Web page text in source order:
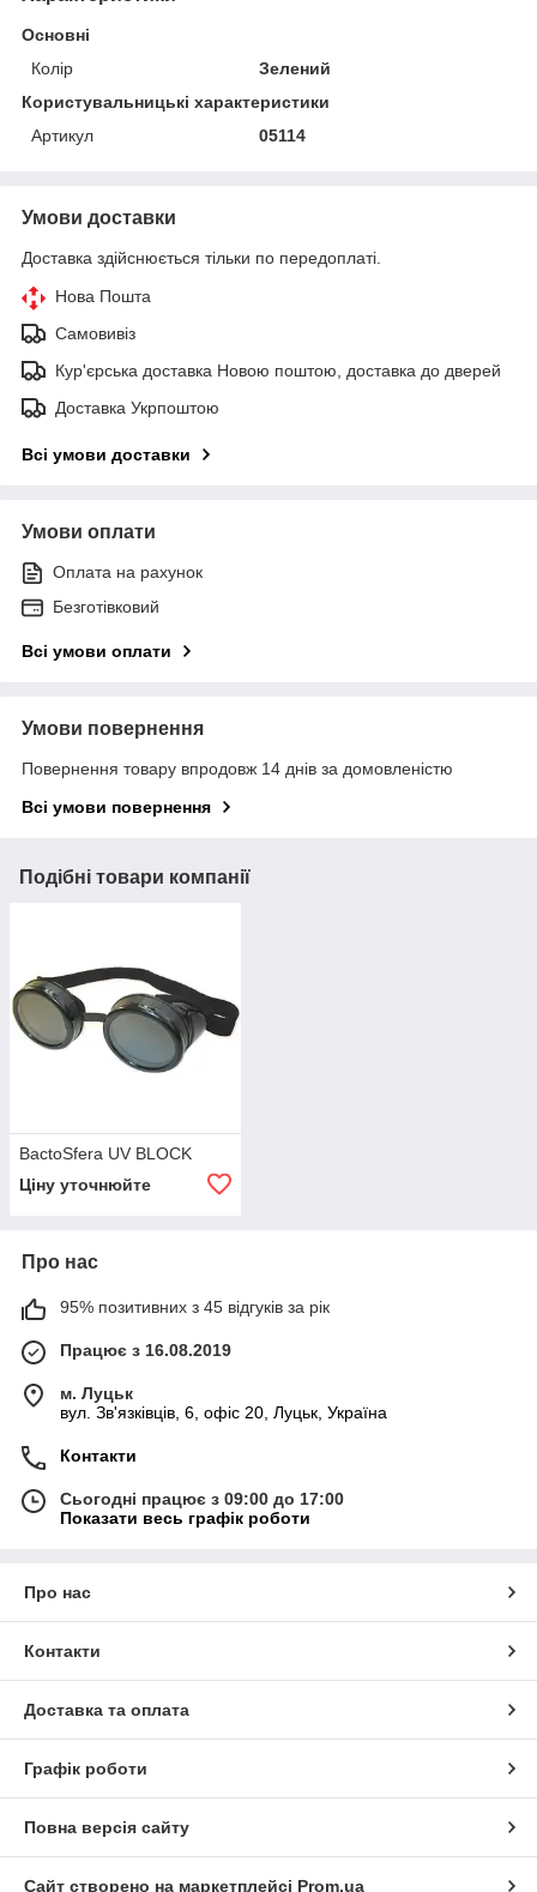
Основні
Колір
Зелений
Користувальницькі характеристики
Артикул
05114
Умови доставки
Доставка здійснюється тільки по передоплаті.
Нова Пошта
Самовивіз
Кур'єрська доставка Новою поштою, доставка до дверей
Доставка Укрпоштою
Всі умови доставки
Умови оплати
Оплата на рахунок
Безготівковий
Всі умови оплати
Умови повернення
Повернення товару впродовж 14 днів за домовленістю
Всі умови повернення
Подібні товари компанії
BactoSfera UV BLOCK
Ціну уточнюйте
Про нас
95% позитивних з 45 відгуків за рік
Працює з 16.08.2019
м. Луцьк
вул. Зв'язківців, 6, офіс 20, Луцьк, Україна
Контакти
Сьогодні працює з 09:00 до 17:00
Показати весь графік роботи
Про нас
Контакти
Доставка та оплата
Графік роботи
Повна версія сайту
Сайт створено на маркетплейсі Prom.ua